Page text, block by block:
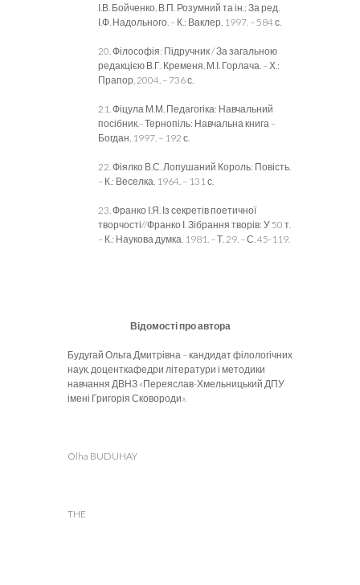
І.В. Бойченко, В.П. Розумний та ін.; За ред.
І.Ф. Надольного. – К.: Ваклер, 1997. – 584 с.
20. Філософія: Підручник / За загальною
редакцією В.Г. Кременя, М.І. Горлача. – Х.:
Прапор, 2004. – 736 с.
21. Фіцула М.М. Педагогіка: Навчальний
посібник.– Тернопіль: Навчальна книга –
Богдан, 1997. – 192 с.
22. Фіялко В.С. Лопушаний Король: Повість.
– К.: Веселка, 1964. – 131 с.
23. Франко І.Я. Із секретів поетичної
творчості//Франко І. Зібрання творів: У 50 т.
– К.: Наукова думка, 1981. – Т. 29. – С. 45-119.
Відомості про автора
Будугай Ольга Дмитрівна – кандидат філологічних
наук, доценткафедри літератури і методики
навчання ДВНЗ «Переяслав-Хмельницький ДПУ
імені Григорія Сковороди».
Olha BUDUHAY
THE